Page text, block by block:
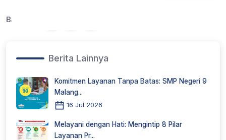
Bagikan:
Berita Lainnya
Komitmen Layanan Tanpa Batas: SMP Negeri 9
Malang...
16 Jul 2026
Melayani dengan Hati: Mengintip 8 Pilar
Layanan Pr...